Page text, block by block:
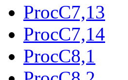
ProcC7,13
ProcC7,14
ProcC8,1